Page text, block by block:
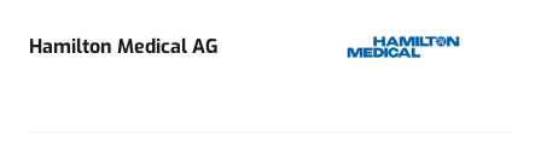
Hamilton Medical AG